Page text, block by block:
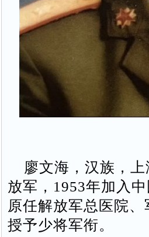
廖文海，汉族，上
放军，1953年加入
原任解放军总医院
授予少将军衔。